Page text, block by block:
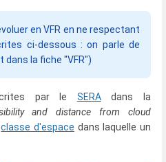
en VFR en ne respectant
ci-dessous : on parle de
dans la fiche "VFR")
par le SERAdans la
and distance from cloud
classe d'espace dans laquelle un